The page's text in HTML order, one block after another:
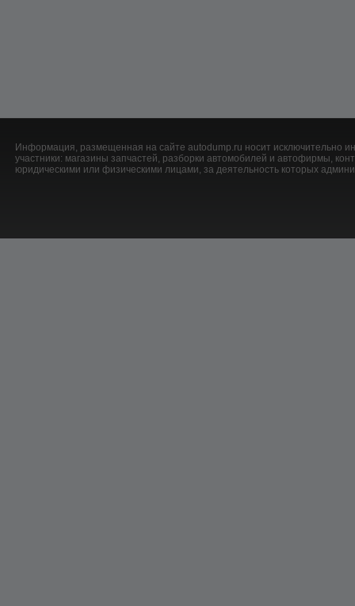
Информация, размещенная на сайте autodump.ru носит исключительно
участники: магазины запчастей, разборки автомобилей и автофирмы,
юридическими или физическими лицами, за деятельность которых